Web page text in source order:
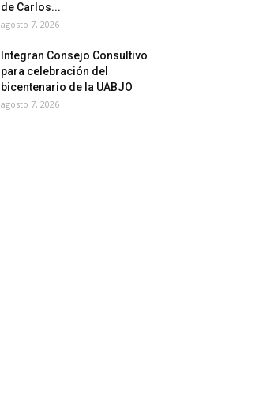
de Carlos...
agosto 7, 2026
Integran Consejo Consultivo
para celebración del
bicentenario de la UABJO
agosto 7, 2026